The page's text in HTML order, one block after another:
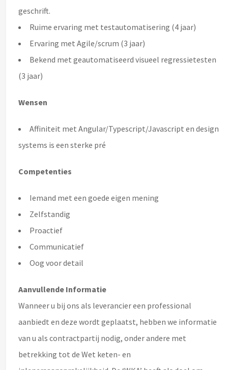
geschrift.
Ruime ervaring met testautomatisering (4 jaar)
Ervaring met Agile/scrum (3 jaar)
Bekend met geautomatiseerd visueel regressietesten
(3 jaar)
Wensen
Affiniteit met Angular/Typescript/Javascript en design
systems is een sterke pré
Competenties
Iemand met een goede eigen mening
Zelfstandig
Proactief
Communicatief
Oog voor detail
Aanvullende Informatie
Wanneer u bij ons als leverancier een professional
aanbiedt en deze wordt geplaatst, hebben we informatie
van u als contractpartij nodig, onder andere met
betrekking tot de Wet keten- en